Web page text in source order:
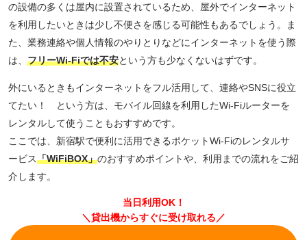
の設備の多くは屋内に設置されているため、屋外でインターネット
を利用したいときは少し不便さを感じる可能性もあるでしょう。ま
た、業務連絡や個人情報のやりとりなどにインターネットを使う際
は、 フリーWi-Fiでは不安という方も少なくないはずです。
外にいるときもインターネットをフル活用して、連絡やSNSに役立
てたい！ という方は、モバイル回線を利用したWi-Fiルーターを
レンタルして使うこともおすすめです。
ここでは、新宿駅で便利に活用できるポケットWi-Fiのレンタルサ
ービス「WiFiBOX」のおすすめポイントや、利用までの流れをご紹
介します。
当日利用OK！
＼貸出機からすぐに受け取れる／